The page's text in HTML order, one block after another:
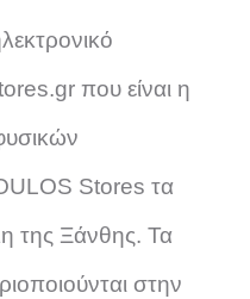
που είναι η
Stores τα
της Ξάνθης. Τα
στην